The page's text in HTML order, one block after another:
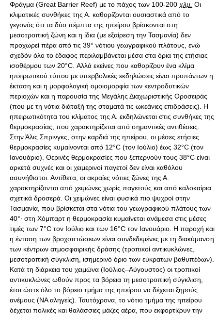
Φράγμα (Great Βarrier Reef) με το πάχος των 100-200 χλμ. Οι κλιματικές συνθήκες της Α. καθορίζονται ουσιαστικά από το γεγονός ότι τα δύο πέμπτα της ηπείρου βρίσκονται στη μεσοτροπική ζώνη και η ίδια (με εξαίρεση την Τασμανία) δεν προχωρεί πέρα από τις 39° νότιου γεωγραφικού πλάτους, ενώ σχεδόν όλο το έδαφος περιλαμβάνεται μέσα στα όρια της ετήσιας ισοθέρμου των 20°C. Αλλά εκείνες που καθορίζουν ένα κλίμα ηπειρωτικού τύπου με υπερβολικές εκδηλώσεις είναι προπάντων η έκταση και η μορφολογική ομοιομορφία των κεντροδυτικών περιοχών και η παρουσία της Μεγάλης Διαχωριστικής Οροσειράς (που με τη νότια διάταξή της σταματά τις ωκεάνιες επιδράσεις). Η ηπειρωτικότητα του κλίματος της Α. εκδηλώνεται στις συνθήκες της θερμοκρασίας, που χαρακτηρίζεται από σημαντικές αντιθέσεις. Στην Άλις Σπρινγκς, στην καρδιά της ηπείρου, οι μέσες ετήσιες θερμοκρασίες κυμαίνονται από 12°C (τον Ιούλιο) έως 32°C (τον Ιανουάριο). Θερινές θερμοκρασίες που ξεπερνούν τους 38°C είναι αρκετά συχνές και οι χειμερινοί παγετοί δεν είναι καθόλου ασυνήθιστοι. Αντίθετα, οι ακραίες νότιες ζώνες της Α. χαρακτηρίζονται από χειμώνες χωρίς παγετούς και από καλοκαίρια σχετικά δροσερά. Οι χειμώνες είναι φυσικά πιο ψυχροί στην Τασμανία, που βρίσκεται στα νότια του γεωγραφικού πλάτους των 40°· στη Χόμπαρτ η θερμοκρασία κυμαίνεται ανάμεσα στις μέσες τιμές των 7°C τον Ιούλιο και των 16°C τον Ιανουάριο. Η παροχή και η ένταση των βροχοπτώσεων είναι συνδεδεμένες με τη διακύμανση των κέντρων ατμοσφαιρικής δράσης (τροπικοί αντικυκλώνες, μεσοτροπική σύγκλιση, ισημερινό όριο των εύκρατων βαθυπέδων). Κατά τη διάρκεια του χειμώνα (Ιούλιος–Αύγουστος) οι τροπικοί αντικυκλώνες ωθούν προς τα βόρεια τη μεσοτροπική σύγκλιση, έτσι ώστε όλο το βόρειο τμήμα της ηπείρου να δέχεται ξηρούς ανέμους (ΝΑ αληγείς). Ταυτόχρονα, το νότιο τμήμα της ηπείρου δέχεται πολικές και θαλάσσιες μάζες αέρα, που εκφορτίζουν την υγρασία τους στην περιοχή του Περθ, της Μελβούρνης και στην Τασμανία. Το καλοκαίρι (Ιανουάριος–Φεβρουάριος), η μεσοτροπική σύγκλιση κατεβαίνει στη βόρεια Α., που κατακλύζεται συνεπώς από θερμούς και υγρούς ανέμους (ΒΑ μουσώνες), οι οποίοι προκαλούν άφθονες βροχοπτώσεις. Προς το εσωτερικό της ηπείρου, όπου επικρατούν θερμές και ξηρές μάζες αέρα αντικυκλωνικής προέλευσης, οι βροχοπτώσεις ελαττώνονται γρήγορα. Σπάνιες είναι οι χιονοπτώσεις, που παρατηρούνται μονάχα στη Μεγάλη Οροσειρά, στο νότιο τμήμα, και στην Τασμανία. Στο σύνολο, παρά τη γενική ομοιομορφία, η μεγάλη έκταση της ηπείρου, επιτρέπει τη διάκριση τουλάχιστον τεσσάρων κλιματικών ζωνών: (α) η βόρεια λωρίδα, που εκτείνεται από τη χερσόνησο Ντάμπιερ έως την ακτή της Κουίνσλαντ και νότια του Τροπικού του Αιγόκερω, χαρακτηρίζεται από ένα κλίμα τροπικού τύπου με εποχιακές βροχές (θερινές)· (β) κλίμα εύκρατου ωκεάνιου τύπου χαρακτηρίζει, αντίθετα, το τμήμα της Μεγάλης Οροσειράς που εκτείνεται από τον Τροπικό του Αιγόκερω έως τη Μελβούρνη και την ίδια την Τασμανία, με βροχές πιο ομοιόμορφα κατανεμημένες κατά τη διάρκεια του χρόνου· (γ) μεσογειακά χαρακτηριστικά (κυρίως με χειμερινές βροχές) παρουσιάζουν οι δύο περιοχές του Περθ και της Αδελαΐδας· (δ) η υπόλοιπη ήπειρος, τέλος, χαρακτηρίζεται από άγονα κλίματα και από μια βαθμιαία μείωση των βροχοπτώσεων από την περιφέρεια προς το εσωτερικό. Παρά τη γεωγραφική της θέση, μόνο ένα μικρό τμήμα της Α. χαρακτηρίζεται από πραγματικά ωκεάνιο κλίμα, και το τμήμα αυτό είναι οι ΝΑ περιοχές (Νέα Νότια Ουαλία, Βικτόρια, Τασμανία) που, εκτός από τους ανέμους, επηρεάζονται από το ανταρκτικό περιπολικό ρεύμα, το οποίο προχωρά γενικά μεταξύ 43° και 46° νότιου γεωγραφικού πλάτους. Σε αντιστοιχία με αυτό η θερμοκρασία του θαλάσσιου νερού υφίσταται αξιοσημείωτη μείωση (μέχρι 10°C), σε σχέση με την ισόθερμο των 20°C του θαλάσσιου νερού που περνά γενικά στα νότια του Τροπικού του Αιγόκερω. Στο ρεύμα αυτό, που ορίζεται ως ψυχρό, έρχονται σε αντίθεση τα άλλα που περνούν από την ήπειρο και διακρίνονται ως θερμά· το ρεύμα της Α. τροφοδοτείται από έναν βραχίονα του ισημερινού ρεύματος του νότου, που φτάνει στις ακτές της Α. στο ύψος του Μπρίζμπεϊν. Το ρεύμα αυτό περνά από τις ακτές σε μια απόσταση 20-60 μιλίων και με μια ταχύτητα περίπου τριών κόμβων την ώρα. Στα ανοιχτά του Σίδνεϊ στρίβει προς τα ΝΑ για να μπει στον νότιο Ειρηνικό. Οι βόρειες ακτές επηρεάζονται, αντίθετα, άμεσα από το θερμό νοτιοϊσημερινό ρεύμα, που κατά τη διάρκεια του χειμώνα διευθύνεται από τα ανατολικά στα δυτικά μέσω του στενού Τόρες και της θάλασσας των Αραφούρα. Κατά τη διάρκεια του καλοκαιριού το ρεύμα αντιστρέφεται, ιδιαίτερα υπό την επίδραση των ΒΔ ανέμων. Η ηπειρωτική υφαλοκρηπίδα είναι εκτεταμένη αξιοσημείωτα μονάχα στα βόρεια της Α. Τα άλλα παράλια βρέχονται από βαθιά νερά.Η βλάστηση της Α. είναι ιδιαίτερα χαρακτηριστική από βοτανική πλευρά, καθώς περιλαμβάνει είδη που αλλού είναι άγνωστα ή έχουν εξαφανιστεί από πολύ καιρό. Για τη χλωρίδα της Α. διατυπώθηκαν διάφορες θεωρίες, που μιλούν τόσο για μια απομόνωση από το παλαιοζωικό όσο και για μια επίδραση από μέρους ασιατικών, νοτιοαμερικανικών και ωκεάνιων ειδών. Δεν πρέπει να ξεχνούμε, εξάλλου, ότι η ευρωπαϊκή αποίκιση εισήγαγε στην Α. πολυάριθμα είδη του παλαιού κόσμου, που τοπικά άλλαξαν το φυτικό τοπίο, ιδιαίτερα στις πιο εύφορες και καλλιεργούμενες περιοχές. Ωστόσο, αντίθετα με ό,τι θα μπορούσε να σκεφτεί κανείς, η χλωρίδα είναι αρκετά εξειδικευμένη, και αυτό που την κάνει να φαίνεται μονότονη και ομοιόμορφη είναι απλούστατα η μεγάλη επικράτηση της ακακίας και του ευκαλύπτου. Η κατανομή των διαφόρων φυτικών σχηματισμών είναι ουσιαστικά συνδεδεμένη με την κατανομή των βροχοπτώσεων, η σπανιότητα των οποίων δικαιολογεί τη διάδοση, σε μεγάλο μέρος της ηπείρου, πολυάριθμων ξηρόφιλων ειδών. Τα δάση καλύπτουν, αντίθετα, μόνο το 5% της επιφάνειας της Α. Η βόρεια Α. και οι ΒΑ ακτές, σχεδόν μέχρι το Μπρίζμπεϊν, καλύπτονται από το τροπικό ή μουσωνικό δάσος, που μερικές φορές αποκτά ισημερινό χαρακτήρα. Το δάσος αυτό σχηματίζει ένα πυκνό σύμπλεγμα αειθαλών φυτών με μια παρυφή μαγκρόβιων σχηματισμών κατά μήκος των παραλίων. Φτέρες, λιάνες και μπαμπού φυτρώνουν εκεί με μια χλωρίδα πλούσια και ποικιλόχρωμη, στην οποία ξεχωρίζουν οι ορχιδέες. Από το τροπικό δάσος περνάμε προοδευτικά στο δάσος της νότιας εύκρατης ζώνης, που καλύπτει τα ορεινά υψίπεδα της Μεγάλης Οροσειράς έως την Τασμανία. Εκεί αφθονούν ακόμα τα φοινικόφυλλα και οι γιγαντιαίες φτέρες, ενώ στο πυκνό υποδάσος δεσπόζουν οι ευκάλυπτοι, μερικά δείγματα των οποίων ξεπερνούν σε εξαιρετικές περιπτώσεις το ύψος των 100 μ. Περιορισμένος στο ΝΔ άκρο της ηπείρου (μεταξύ Περθ και Άλμπανι) και γύρω στους στενούς κόλπους Σπένσερ και Σεν Βίνσεντ, υπάρχει ένας σχηματισμός τύπου λόχμης, με επικράτηση ξηρόφιλων φυτών (σε αρμονία με τα μεσογειακά χαρακτηριστικά του τοπικού κλίματος) και αξιοσημείωτη αφθονία ευκαλύπτων. Πέρα από τη λωρίδα των δασών, περνάμε, προς το εσωτερικό της ηπείρου, σε σχηματισμούς σαβάνας, που παίρνουν την εμφάνιση αραιών δασών, όπως στη λεκάνη του Μάρεϊ-Ντάρλινγκ. Το έδαφος δεν έχει ποώδη επικάλυψη, αφού η υγρασία του απορροφάται τελείως από τα δέντρα. Μερικές φορές η σαβάνα παρουσιάζει, αντίθετα, την όψη γυμνού λειμώνα διάσπαρτου με μικρά δάση από ακακίες και συστάδες ακανθωδών φυτών. Είναι το λεγόμενο bush, που καλύπτει μεγάλες εκτάσεις εδάφους από τη λεκάνη του Ντάρλινγκ έως τα υψίπεδα του Κίμπερλι από τη μια πλευρά και την πεδιάδα Νάλαρμπορ από την άλλη. Η στέπα (scrub) είναι αναπτυγμένη κατά μήκος των ανατολικών ακτών και στις πιο εσωτερικές ζώνες· αποτελείται από ένα πυκνό σύμπλεγμα θάμνων όπου επικρατούν οι ευκάλυπτοι-νάνοι ή οι ακανθώδεις ακακίες, επικίνδυνες τόσο για τον άνθρωπο όσο και για τα ζώα. Τέλος, η καθαυτή έρημος είναι ελάχιστα αναπτυγμένη. Οι αμμώδεις θίνες σταθεροποιούνται από ακανθώδεις πόες, και πολλές από εκείνες τις ζώνες που στον χάρτη έχουν την ονομασία της ερήμου είναι στην πραγματικότητα καλυμμένες από το scrub. Σε άλλες περιπτώσεις η βλάστηση καταφεύγει προπάντων στον πυθμένα των creeks. Η απομόνωση στην οποία βρισκόταν η Α. κατά τη διάρκεια των γεωλογικών εποχών επηρέασε καθαρά και την πανίδα της, έτσι που να παρουσιάζει σήμερα τουλάχιστον 160 είδη θηλαστικών που έχουν εξαφανιστεί ή είναι άγνωστα στις άλλες ηπείρους. Τυπικό στοιχείο της πανίδας είναι τα μαρσιποφόρα, με μεγαλύτερο και γνωστότερο δείγμα το καγκουρό, του οποίου υπάρχουν πενήντα τουλάχιστον ποικιλίες· άλλα μαρσιποφόρα, που έχουν στην κοιλιά τον χαρακτηριστικό θύλακο, είναι το κάσκας, που ζει στις βόρειες περιοχές, και το ουόλαμπι των άγονων ζωνών, που ακριβώς γι’ αυτό έχει τα πέλματα των ποδιών τυλιγμένα σε ένα είδος μαξιλαριού από δέρμα που το κάνει να μη γλιστρά στους βράχους. Ανάμεσα στα ενδημικά θηλαστικά αξίζει να αναφέρουμε το κοάλα (ή αυστραλιανό αρκουδάκι), συγγενές με το οπόσουμ, που τρέφεται με φύλλα ευκαλύπτου· κοινός είναι επίσης ένας τύπος οπόσουμ με πολύ μακριά ουρά. Λείπουν, αντίθετα, στην Α. τα μεγάλα σαρκοφάγα των άλλων ηπείρων. Το μοναδικό επιθετικό ζώο είναι ο ντίνγκο, ένας άγριος σκύλος που θεωρείται όμως ότι εισήχθη πιθανότατα από τις περιοχές του Θιβέτ. Πολυάριθμα είναι τα χειρόπτερα, οι μυρμηγκοφάγοι, οι παγκολίνοι και οι αρμαδίλοι. Τυπικά ζώα της Α. είναι τα μονοτρήματα, που παρέμειναν σε ένα στάδιο μετάβασης μεταξύ πρωτόγονου αμφίβιου και θηλαστικού. Στην τάξη αυτή ανήκουν η έχιδνα (δεν πρέπει να συγχέεται με το ομώνυμο φίδι) και η προέχιδνα, που τρέφονται αποκλειστικά με έντομα και με μικρά ψάρια, και ο ορνιθόρρυγχος, ζώο με τριχωτό σώμα όπως του σκύλου, ράμφος πάπιας και πόδια εφοδιασμένα με νηκτικές μεμβράνες, που τρέφεται αποκλειστικά με ψάρια και πρέπει να ανεβαίνει στην επιφάνεια για να αναπνέει. Τα μονοτρήματα είναι ωοτόκα. Εφιαλτικές μορφές έχουν πολυάριθμες σαύρες, όπως η λεγόμενη γενειοφόρος σαύρα που έχει έναν τεράστιο πρόλοβο όπου βάζει το φαγητό το οποίο τρώει ύστερα με ησυχία στη φωλιά της. Γιγαντιαίες σαύρες που ανήκουν στο γένος βάρανος είναι κοινές στις εύκρατες περιοχές και είναι γνωστές με το όνομα γκοάνα, παραφθορά του ιγκουάνα. Τα ερπετά αντιπροσωπεύονται από τουλάχιστον 140 είδη, είκοσι περίπου από τα οποία είναι δηλητηριώδη. Στα νερά των τροπικών θαλασσών ζουν δύο είδη κροκοδείλων και οι θαλάσσιες χελώνες. Μεγάλη και ποικίλη είναι